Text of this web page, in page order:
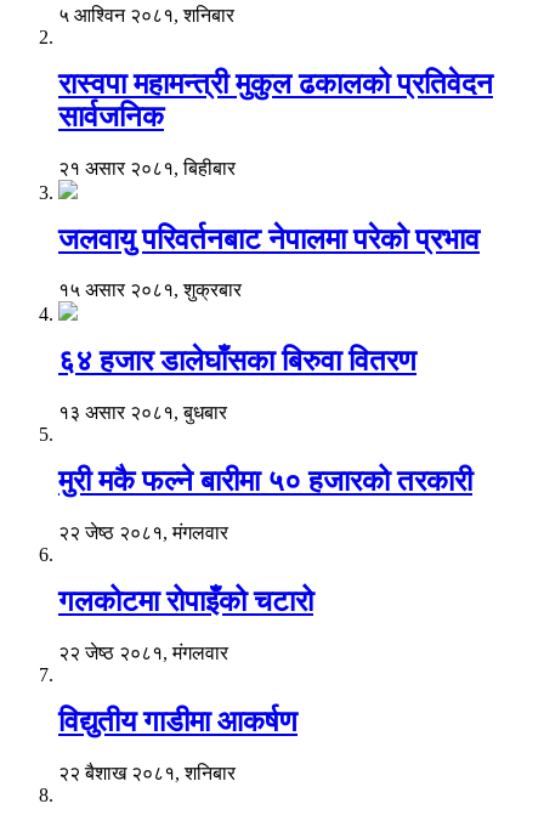
५ आश्विन २०८१, शनिबार
रास्वपा महामन्त्री मुकुल ढकालको प्रतिवेदन
सार्वजनिक
२१ असार २०८१, बिहीबार
जलवायु परिवर्तनबाट नेपालमा परेको प्रभाव
१५ असार २०८१, शुक्रबार
६४ हजार डालेघाँसका बिरुवा वितरण
१३ असार २०८१, बुधबार
मुरी मकै फल्ने बारीमा ५० हजारको तरकारी
२२ जेष्ठ २०८१, मंगलवार
गलकोटमा रोपाइँको चटारो
२२ जेष्ठ २०८१, मंगलवार
विद्युतीय गाडीमा आकर्षण
२२ बैशाख २०८१, शनिबार